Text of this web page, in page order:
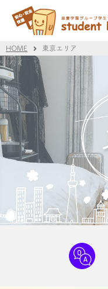
HOME 東京エリア